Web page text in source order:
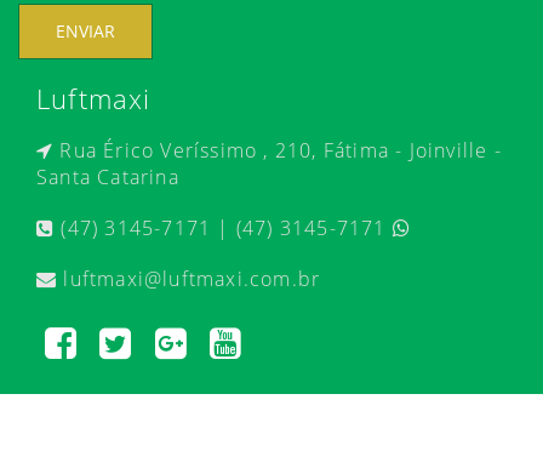
ENVIAR
Luftmaxi
Rua Érico Veríssimo , 210, Fátima - Joinville -
Santa Catarina
(47) 3145-7171 | (47) 3145-7171
luftmaxi@luftmaxi.com.br